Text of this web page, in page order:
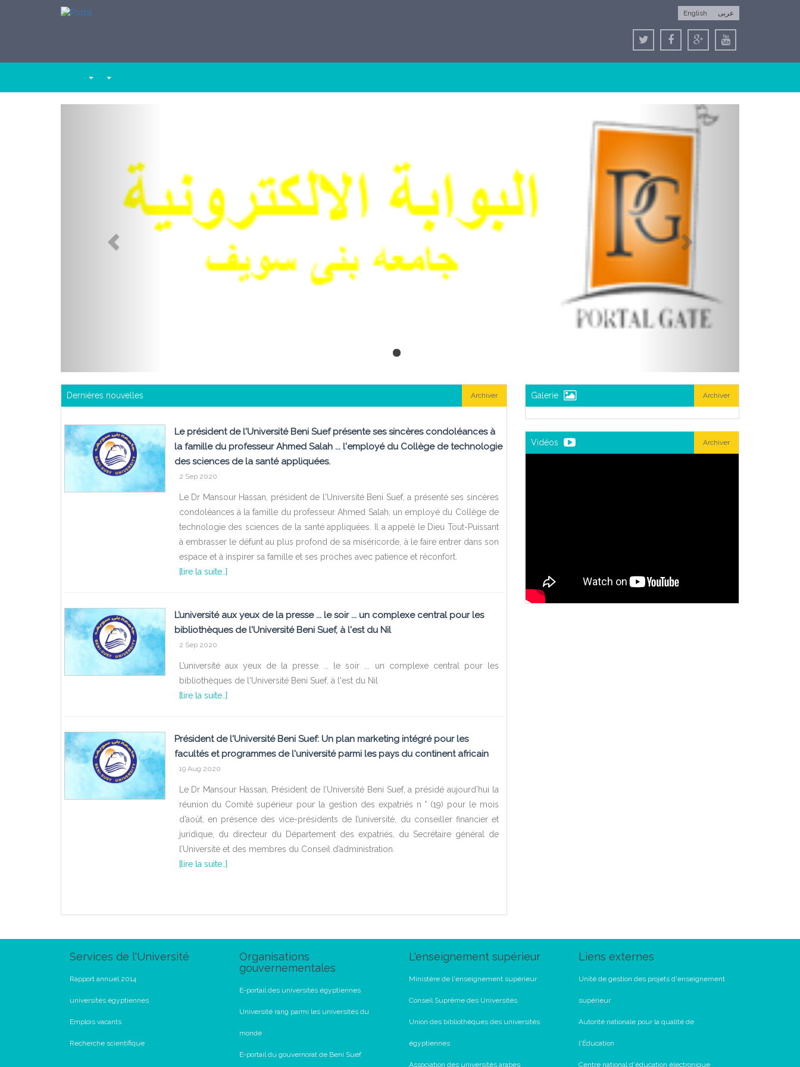
English عربى
Next
Dernières nouvelles Archiver
Le président de l'Université Beni Suef présente ses sincères condoléances à
la famille du professeur Ahmed Salah ... l'employé du Collège de technologie
des sciences de la santé appliquées.
2 Sep 2020
Le Dr Mansour Hassan, président de l'Université Beni Suef, a présenté ses sincères
condoléances à la famille du professeur Ahmed Salah, un employé du Collège de
technologie des sciences de la santé appliquées. Il a appelé le Dieu Tout-Puissant
à embrasser le défunt au plus profond de sa miséricorde, à le faire entrer dans son
espace et à inspirer sa famille et ses proches avec patience et réconfort.
[lire la suite..]
L’université aux yeux de la presse ... le soir ... un complexe central pour les
bibliothèques de l'Université Beni Suef, à l'est du Nil
2 Sep 2020
L’université aux yeux de la presse ... le soir ... un complexe central pour les
bibliothèques de l'Université Beni Suef, à l'est du Nil
[lire la suite..]
Président de l'Université Beni Suef: Un plan marketing intégré pour les
facultés et programmes de l'université parmi les pays du continent africain
19 Aug 2020
Le Dr Mansour Hassan, Président de l’Université Beni Suef, a présidé aujourd’hui la
réunion du Comité supérieur pour la gestion des expatriés n ° (19) pour le mois
d’août, en présence des vice-présidents de l’université, du conseiller financier et
juridique, du directeur du Département des expatriés, du Secrétaire général de
l’Université et des membres du Conseil d’administration.
[lire la suite..]
Galerie Archiver
Vidéos Archiver
Services de l'Université
Rapport annuel 2014
universités égyptiennes
Emplois vacants
Recherche scientifique
Organisations
gouvernementales
E-portail des universités égyptiennes
Université rang parmi les universités du
monde
E-portail du gouvernorat de Beni Suef
L'enseignement supérieur
Ministère de l'enseignement supérieur
Conseil Suprême des Universités
Union des bibliothèques des universités
égyptiennes
Association des universités arabes
Liens externes
Unité de gestion des projets d'enseignement
supérieur
Autorité nationale pour la qualité de
l'Éducation
Centre national d'éducation électronique